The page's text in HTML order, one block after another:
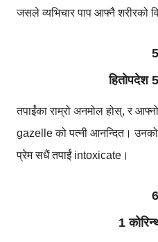
जसले व्यभिचार पाप आफ्नै शरीरको
5
हितोपदेश
तपाईंका राम्रो अनमोल होस्, र
gazelle को पत्नी आनन्दित।
प्रेम सधैं तपाईं intoxicate।
6
1